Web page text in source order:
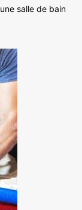
salle de bain